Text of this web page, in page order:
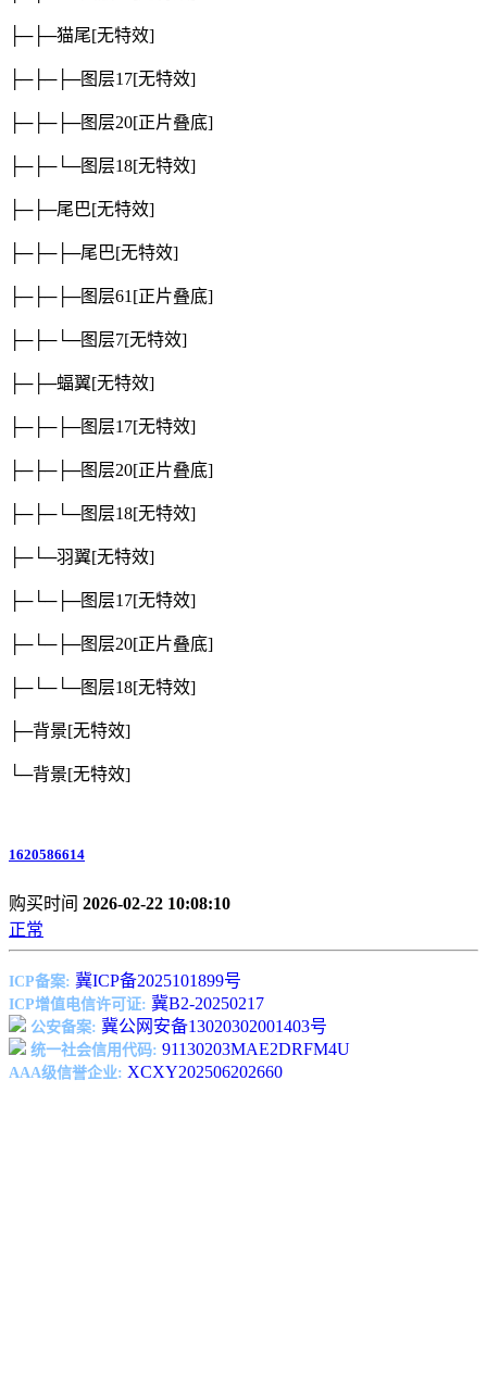
├─├─猫尾[无特效]
├─├─├─图层17[无特效]
├─├─├─图层20[正片叠底]
├─├─└─图层18[无特效]
├─├─尾巴[无特效]
├─├─├─尾巴[无特效]
├─├─├─图层61 [正片叠底]
├─├─└─图层7[无特效]
├─├─蝠翼[无特效]
├─├─├─图层17[无特效]
├─├─├─图层20[正片叠底]
├─├─└─图层18[无特效]
├─└─羽翼[无特效]
├─└─├─图层17[无特效]
├─└─├─图层20[正片叠底]
├─└─└─图层18[无特效]
├─背景[无特效]
└─背景[无特效]
1620586614
购买时间 2026-02-22 10:08:10
正常
ICP备案: 冀ICP备2025101899号
ICP增值电信许可证: 冀B2-20250217
公安备案: 冀公网安备13020302001403号
统一社会信用代码: 91130203MAE2DRFM4U
AAA级信誉企业: XCXY202506202660